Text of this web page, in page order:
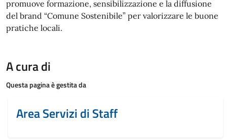
promuove formazione, sensibilizzazione e la diffusione
del brand “Comune Sostenibile” per valorizzare le buone
pratiche locali.
A cura di
Questa pagina è gestita da
Area Servizi di Staff